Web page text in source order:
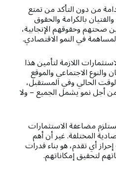
من دون التأكد من تمتع
بالكرامة والحقوق
صحتهم وحقوقهم الإنجابية،
في النمو الاقتصادي.
اللازمة لتأمين هذا
الاجتماعي والموقع
الحالي وفي المستقبل،
من أجل نمو يشمل الجميع – ولا
مضاعفة الاستثمارات
المختلفة. غير أن أهم
أي تقدم، هو بناء قدرات
لتحقيق إمكاناتهم.